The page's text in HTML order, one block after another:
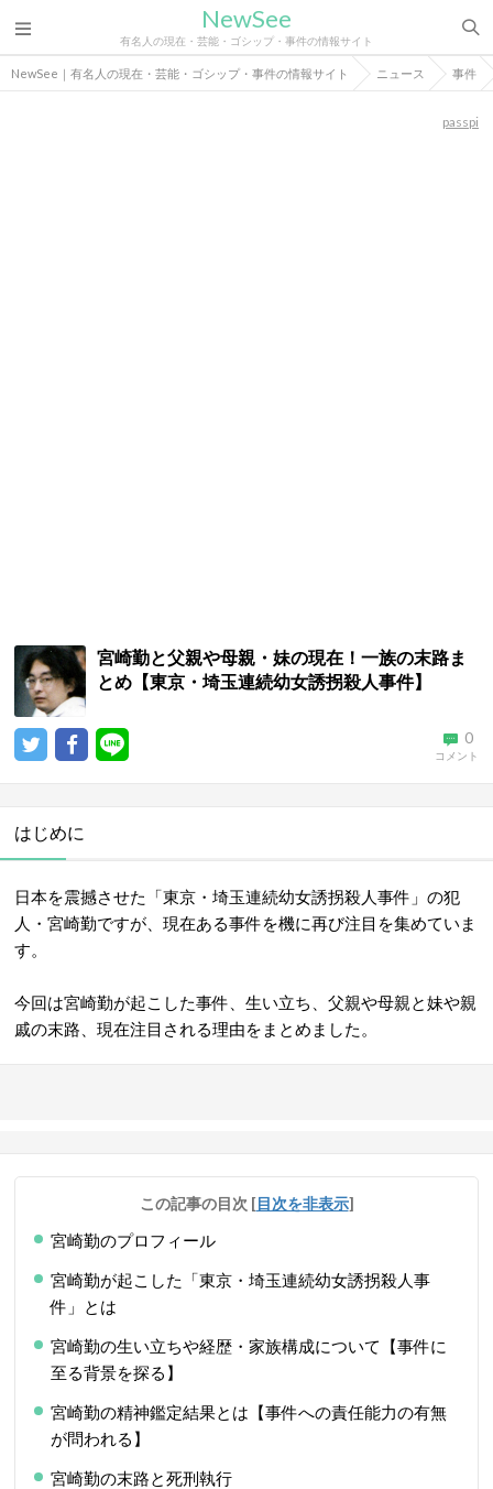
NewSee
有名人の現在・芸能・ゴシップ・事件の情報サイト
NewSee｜有名人の現在・芸能・ゴシップ・事件の情報サイト ニュース 事件
passpi
宮崎勤と父親や母親・妹の現在！一族の末路ま
とめ【東京・埼玉連続幼女誘拐殺人事件】
0
コメント
はじめに
日本を震撼させた「東京・埼玉連続幼女誘拐殺人事件」の犯
人・宮崎勤ですが、現在ある事件を機に再び注目を集めていま
す。
今回は宮崎勤が起こした事件、生い立ち、父親や母親と妹や親
戚の末路、現在注目される理由をまとめました。
この記事の目次 [目次を非表示]
宮崎勤のプロフィール
宮崎勤が起こした「東京・埼玉連続幼女誘拐殺人事
件」とは
宮崎勤の生い立ちや経歴・家族構成について【事件に
至る背景を探る】
宮崎勤の精神鑑定結果とは【事件への責任能力の有無
が問われる】
宮崎勤の末路と死刑執行